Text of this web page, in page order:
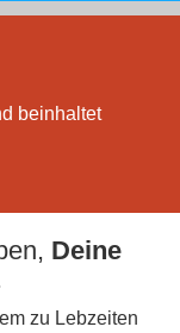
beinhaltet
Deine
zu Lebzeiten